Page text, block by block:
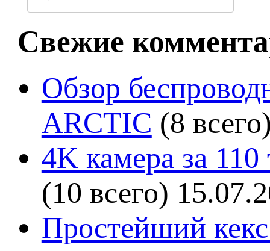
Свежие
Обзор
ARCTIC (8
4K камера за
(10 всего)
Простейший кекс